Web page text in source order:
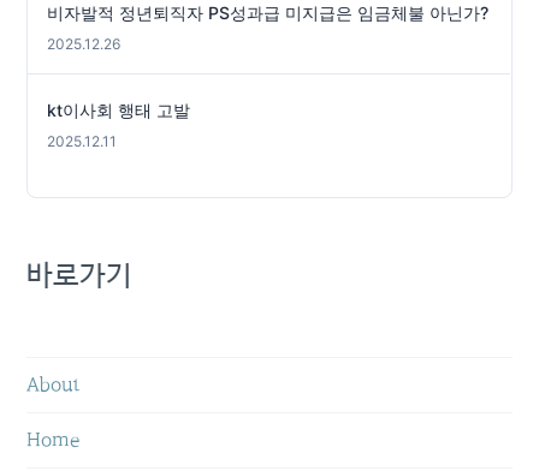
비자발적 정년퇴직자 PS성과급 미지급은 임금체불 아닌가?
2025.12.26
kt이사회 행태 고발
2025.12.11
바로가기
About
Home